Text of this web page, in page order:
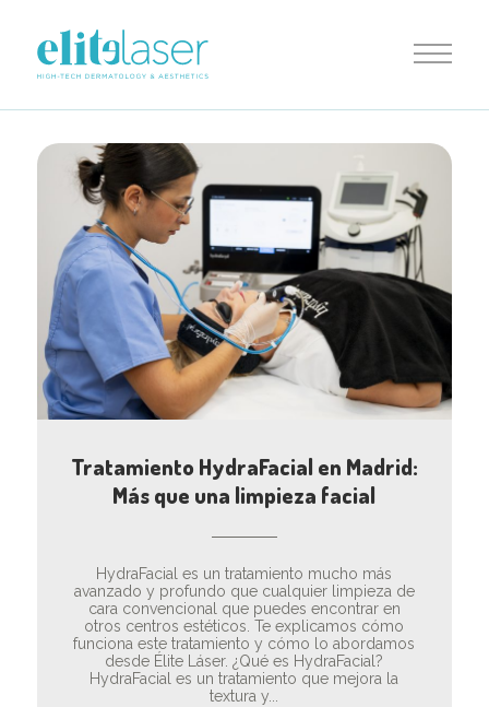
Tratamiento HydraFacial en Madrid:
Más que una limpieza facial
HydraFacial es un tratamiento mucho más
avanzado y profundo que cualquier limpieza de
cara convencional que puedes encontrar en
otros centros estéticos. Te explicamos cómo
funciona este tratamiento y cómo lo abordamos
desde Élite Láser. ¿Qué es HydraFacial?
HydraFacial es un tratamiento que mejora la
textura y...